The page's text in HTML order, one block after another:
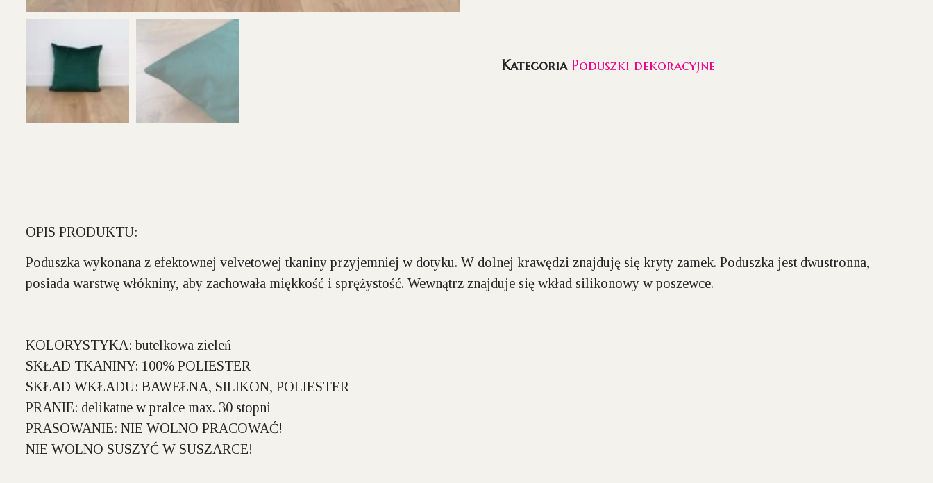
Kategoria Poduszki dekoracyjne
OPIS PRODUKTU:
Poduszka wykonana z efektownej velvetowej tkaniny przyjemniej w dotyku. W dolnej krawędzi znajduję się kryty zamek. Poduszka jest dwustronna,
posiada warstwę włókniny, aby zachowała miękkość i sprężystość. Wewnątrz znajduje się wkład silikonowy w poszewce.
KOLORYSTYKA: butelkowa zieleń
SKŁAD TKANINY: 100% POLIESTER
SKŁAD WKŁADU: BAWEŁNA, SILIKON, POLIESTER
PRANIE: delikatne w pralce max. 30 stopni
PRASOWANIE: NIE WOLNO PRACOWAĆ!
NIE WOLNO SUSZYĆ W SUSZARCE!